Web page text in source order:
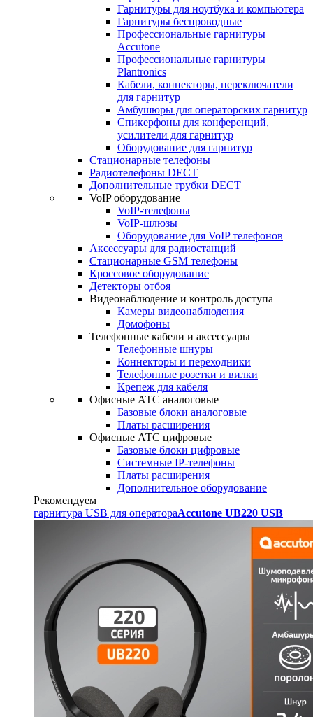
Гарнитуры для ноутбука и компьютера
Гарнитуры беспроводные
Профессиональные гарнитуры
Accutone
Профессиональные гарнитуры
Plantronics
Кабели, коннекторы, переключатели
для гарнитур
Амбушюры для операторских гарнитур
Cпикерфоны для конференций,
усилители для гарнитур
Оборудование для гарнитур
Стационарные телефоны
Радиотелефоны DECT
Дополнительные трубки DECT
VoIP оборудование
VoIP-телефоны
VoIP-шлюзы
Оборудование для VoIP телефонов
Аксессуары для радиостанций
Стационарные GSM телефоны
Кроссовое оборудование
Детекторы отбоя
Видеонаблюдение и контроль доступа
Камеры видеонаблюдения
Домофоны
Телефонные кабели и аксессуары
Телефонные шнуры
Коннекторы и переходники
Телефонные розетки и вилки
Крепеж для кабеля
Офисные АТС аналоговые
Базовые блоки аналоговые
Платы расширения
Офисные АТС цифровые
Базовые блоки цифровые
Системные IP-телефоны
Платы расширения
Дополнительное оборудование
Рекомендуем
гарнитура USB для оператораAccutone UB220 USB